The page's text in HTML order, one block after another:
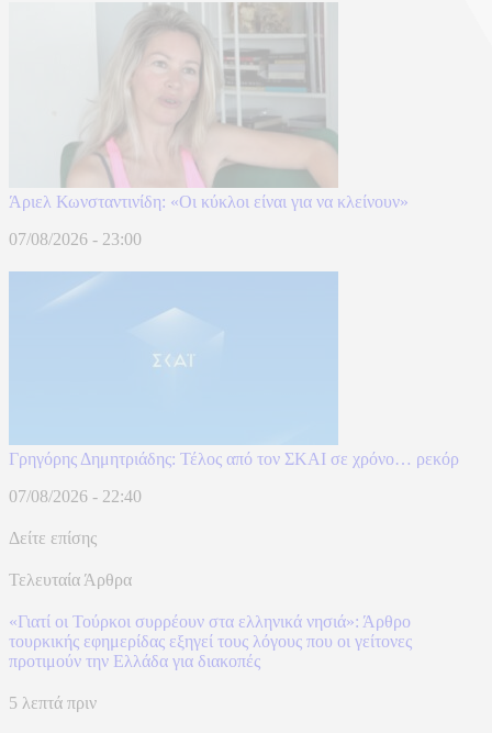
Άριελ Κωνσταντινίδη: «Oι κύκλοι είναι για να κλείνουν»
07/08/2026 - 23:00
Γρηγόρης Δημητριάδης: Τέλος από τον ΣΚΑΙ σε χρόνο… ρεκόρ
07/08/2026 - 22:40
Δείτε επίσης
Τελευταία Άρθρα
«Γιατί οι Τούρκοι συρρέουν στα ελληνικά νησιά»: Άρθρο
τουρκικής εφημερίδας εξηγεί τους λόγους που οι γείτονες
προτιμούν την Ελλάδα για διακοπές
5 λεπτά πριν